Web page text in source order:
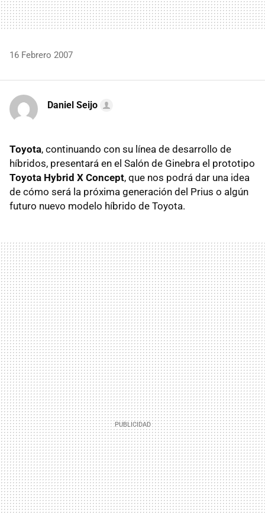
16 Febrero 2007
Daniel Seijo
Toyota, continuando con su línea de desarrollo de
híbridos, presentará en el Salón de Ginebra el prototipo
Toyota Hybrid X Concept, que nos podrá dar una idea
de cómo será la próxima generación del Prius o algún
futuro nuevo modelo híbrido de Toyota.